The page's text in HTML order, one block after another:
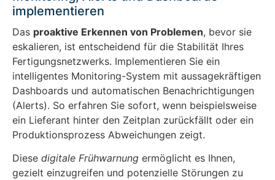
implementieren
Das proaktive Erkennen von Problemen, bevor sie
eskalieren, ist entscheidend für die Stabilität Ihres
Fertigungsnetzwerks. Implementieren Sie ein
intelligentes Monitoring-System mit aussagekräftigen
Dashboards und automatischen Benachrichtigungen
(Alerts). So erfahren Sie sofort, wenn beispielsweise
ein Lieferant hinter den Zeitplan zurückfällt oder ein
Produktionsprozess Abweichungen zeigt.
Diese digitale Frühwarnung ermöglicht es Ihnen,
gezielt einzugreifen und potenzielle Störungen zu